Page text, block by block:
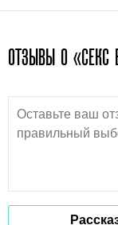
ОТЗЫВЫ О «СЕКС